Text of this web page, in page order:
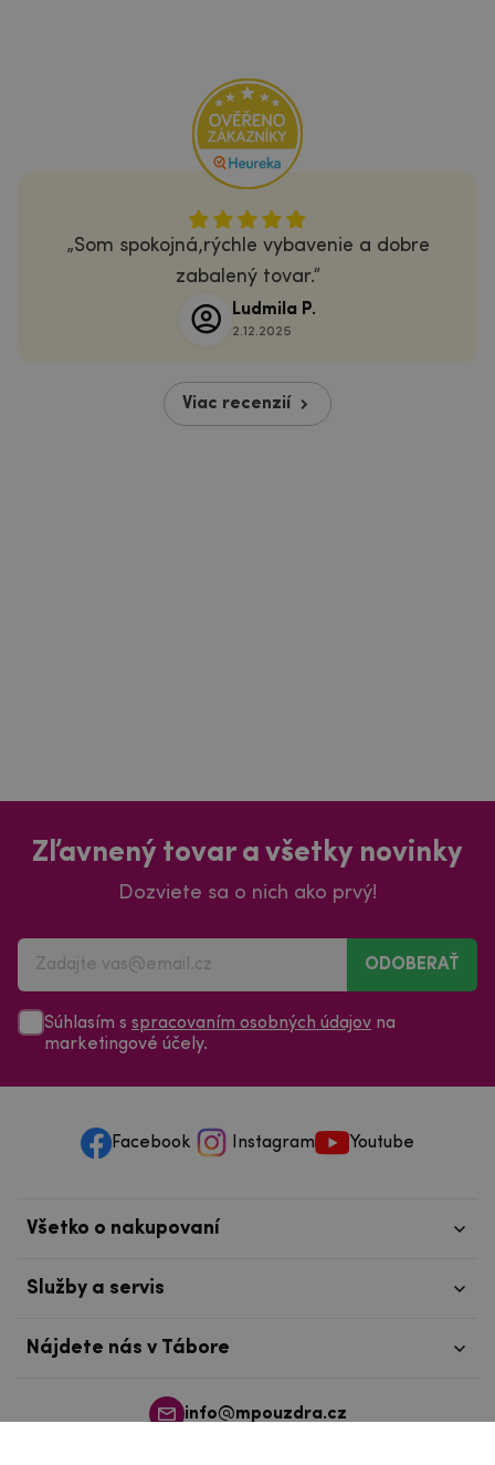
Som spokojná,rýchle vybavenie a dobre
zabalený tovar.
Ludmila P.
2.12.2025
Viac recenzií
Zľavnený tovar a všetky novinky
Dozviete sa o nich ako prvý!
ODOBERAŤ
Súhlasím s spracovaním osobných údajov na
marketingové účely.
Facebook Instagram Youtube
info@mpouzdra.cz
Všetko o nakupovaní
Služby a servis
Nájdete nás v Tábore